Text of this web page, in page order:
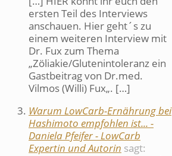
ersten Teil des Interviews
anschauen. Hier geht´s zu
einem weiteren Interview mit
Dr. Fux zum Thema
„Zöliakie/Glutenintoleranz ein
Gastbeitrag von Dr.med.
Vilmos (Willi) Fux„. […]
Warum LowCarb-Ernährung bei
Hashimoto empfohlen ist... -
Daniela Pfeifer - LowCarb
Expertin und Autorin sagt: